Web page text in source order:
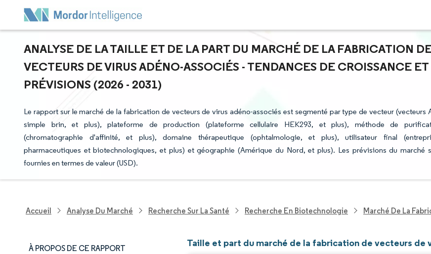
ANALYSE DE LA TAILLE ET DE LA PART DU MARCHÉ DE LA FABRICATION
VECTEURS DE VIRUS ADÉNO-ASSOCIÉS - TENDANCES DE CROISSANCE ET
PRÉVISIONS (2026 - 2031)
Le rapport sur le marché de la fabrication de vecteurs de virus adéno-associés est segmenté par type de vecteur (vecteurs
simple brin, et plus), plateforme de production (plateforme cellulaire HEK293, et plus), méthode de
(chromatographie d'affinité, et plus), domaine thérapeutique (ophtalmologie, et plus), utilisateur final
pharmaceutiques et biotechnologiques, et plus) et géographie (Amérique du Nord, et plus). Les prévisions du marché
fournies en termes de valeur (USD).
Accueil Analyse Du Marché Recherche Sur La Santé Recherche En Biotechnologie Marché De La
À PROPOS DE CE RAPPORT Taille et part du marché de la fabrication de vecteurs de